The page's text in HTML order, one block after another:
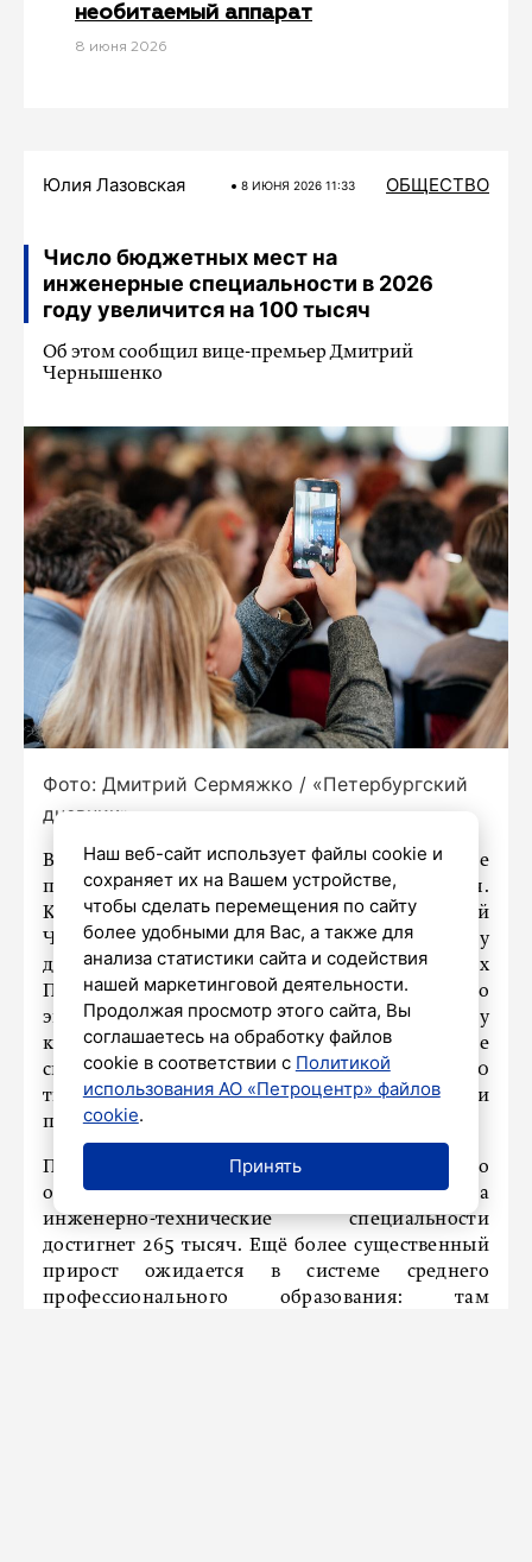
необитаемый аппарат
8 июня 2026
Юлия Лазовская 8 ИЮНЯ 2026 11:33 ОБЩЕСТВО
Число бюджетных мест на
инженерные специальности в 2026
году увеличится на 100 тысяч
Об этом сообщил вице-премьер Дмитрий
Чернышенко
Фото: Дмитрий Сермяжко / «Петербургский
дневник»
В России продолжится масштабное увеличение
приёма студентов на инженерные направления.
Как заявил вице-премьер Дмитрий
Чернышенко в интервью генеральному
директору ТАСС Андрею Кондрашову на полях
Петербургского международного
экономического форума, в 2026 году
количество бюджетных мест на инженерные
специальности вырастет примерно на 100
тысяч по сравнению с предыдущими
периодами.
По словам Чернышенко, в системе высшего
образования число бюджетных мест на
инженерно-технические специальности
достигнет 265 тысяч. Ещё более существенный
прирост ожидается в системе среднего
профессионального образования: там
Наш веб-сайт использует файлы cookie и
сохраняет их на Вашем устройстве,
чтобы сделать перемещения по сайту
более удобными для Вас, а также для
анализа статистики сайта и содействия
нашей маркетинговой деятельности.
Продолжая просмотр этого сайта, Вы
соглашаетесь на обработку файлов
cookie в соответствии с Политикой
использования АО «Петроцентр» файлов
cookie.
Принять